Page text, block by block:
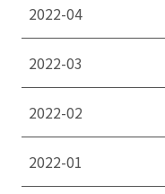
2022-04
2022-03
2022-02
2022-01